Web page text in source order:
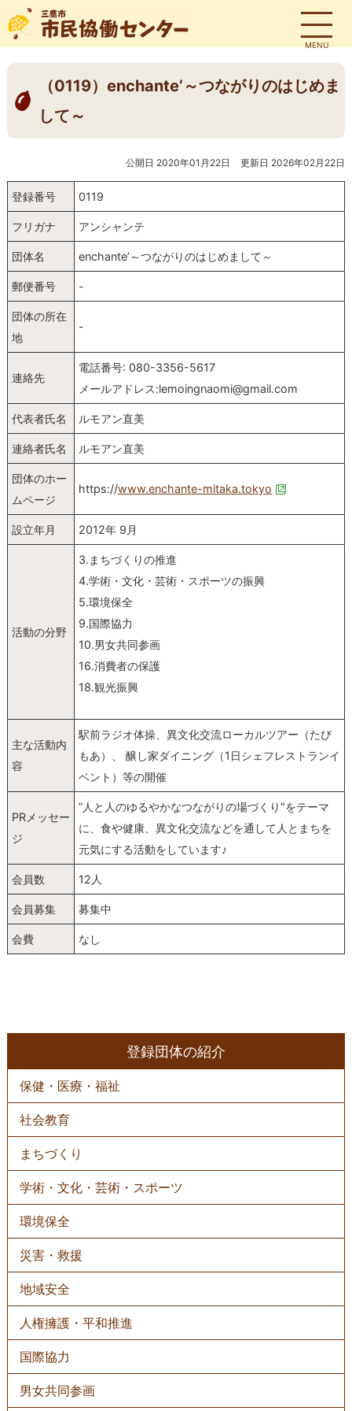
MENU
（0119）enchante’～つながりのはじめま
して～
公開日 2020年01月22日 更新日 2026年02月22日
登録番号 0119
フリガナ アンシャンテ
団体名 enchante’～つながりのはじめまして～
郵便番号 -
団体の所在
地
-
連絡先
電話番号: 080-3356-5617
メールアドレス:lemoingnaomi@gmail.com
代表者氏名 ルモアン直美
連絡者氏名 ルモアン直美
団体のホー
ムページ
https://www.enchante-mitaka.tokyo
設立年月 2012年 9月
活動の分野
3.まちづくりの推進
4.学術・文化・芸術・スポーツの振興
5.環境保全
9.国際協力
10.男女共同参画
16.消費者の保護
18.観光振興
主な活動内
容
駅前ラジオ体操、異文化交流ローカルツアー（たび
もあ）、 醸し家ダイニング（1日シェフレストランイ
ベント）等の開催
PRメッセー
ジ
”人と人のゆるやかなつながりの場づくり"をテーマ
に、食や健康、異文化交流などを通して人とまちを
元気にする活動をしています♪
会員数 12人
会員募集 募集中
会費 なし
登録団体の紹介
保健・医療・福祉
社会教育
まちづくり
学術・文化・芸術・スポーツ
環境保全
災害・救援
地域安全
人権擁護・平和推進
国際協力
男女共同参画